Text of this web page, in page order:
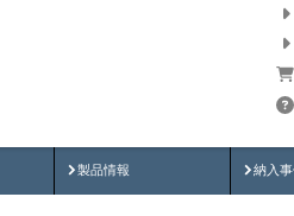
製品情報
製品動画 納入
納